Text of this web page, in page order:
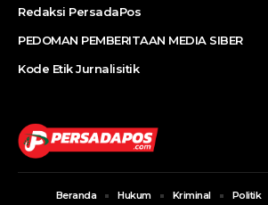
Redaksi PersadaPos
PEDOMAN PEMBERITAAN MEDIA SIBER
Kode Etik Jurnalisitik
Beranda Hukum Kriminal Politik